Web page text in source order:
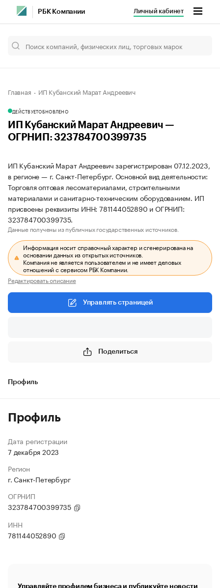
РБК Компании Личный кабинет
Главная ИП Кубанский Марат Андреевич
ДЕЙСТВУЕТОБНОВЛЕНО
ИП Кубанский Марат Андреевич —
ОГРНИП: 323784700399735
ИП Кубанский Марат Андреевич зарегистрирован 07.12.2023,
в регионе — г. Санкт-Петербург. Основной вид деятельности:
Торговля оптовая лесоматериалами, строительными
материалами и санитарно-техническим оборудованием. ИП
присвоены реквизиты ИНН: 781144052890 и ОГРНИП:
323784700399735.
Данные получены из публичных государственных источников.
Информация носит справочный характер и сгенерирована на
основании данных из открытых источников.
Компания не является пользователем и не имеет деловых
отношений с сервисом РБК Компании.
Редактировать описание
Управлять страницей
Поделиться
Профиль
Профиль
Дата регистрации
7 декабря 2023
Регион
г. Санкт-Петербург
ОГРНИП
323784700399735
ИНН
781144052890
Управляйте профилем бизнеса и публикуйте новости